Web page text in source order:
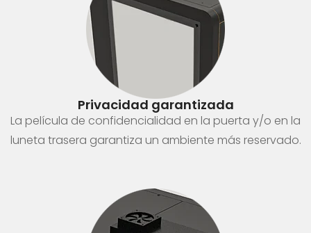
Privacidad garantizada
La película de confidencialidad en la puerta y/o en la
luneta trasera garantiza un ambiente más reservado.